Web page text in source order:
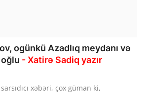
ogünkü Azadlıq meydanı və
- Xatirə Sadiq yazır
xəbəri, çox güman ki,